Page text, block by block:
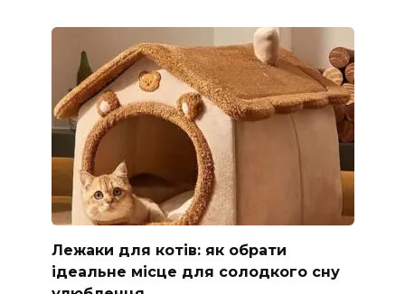
Лежаки для котів: як обрати
ідеальне місце для солодкого сну